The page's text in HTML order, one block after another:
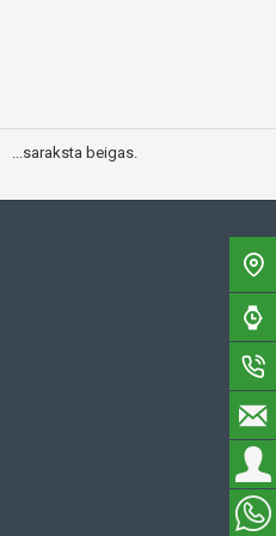
...saraksta beigas.